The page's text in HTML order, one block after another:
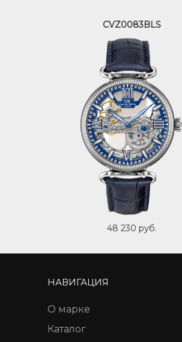
CVZ0083BLS
48 230 руб.
НАВИГАЦИЯ
О марке
Каталог